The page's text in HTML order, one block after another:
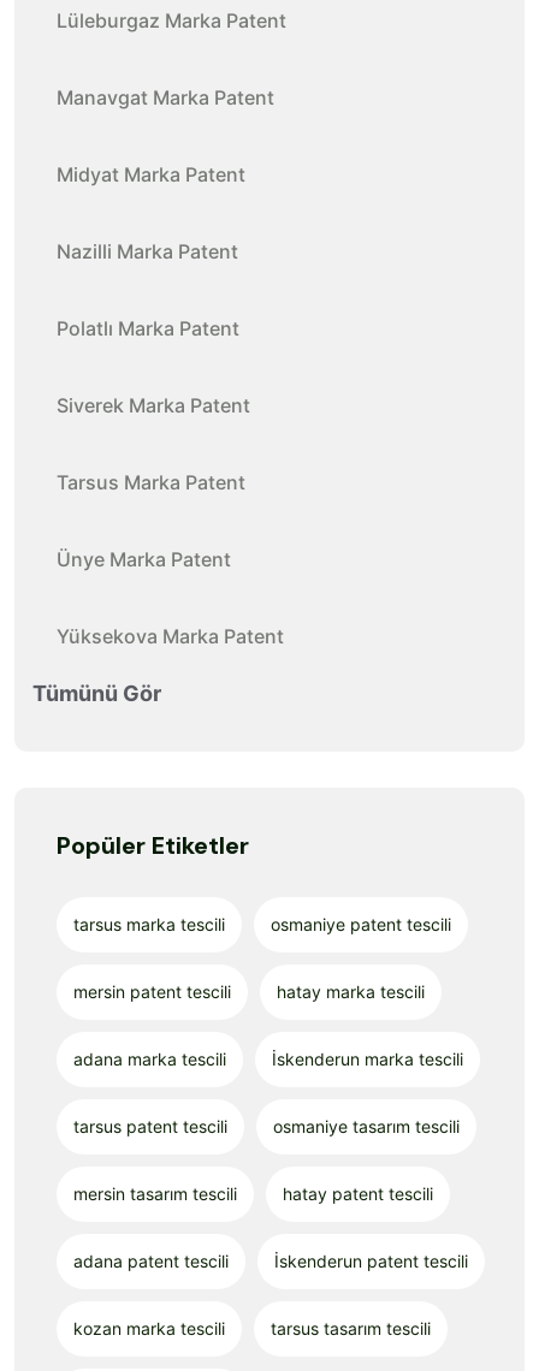
Lüleburgaz Marka Patent
Manavgat Marka Patent
Midyat Marka Patent
Nazilli Marka Patent
Polatlı Marka Patent
Siverek Marka Patent
Tarsus Marka Patent
Ünye Marka Patent
Yüksekova Marka Patent
Tümünü Gör
Popüler Etiketler
tarsus marka tescili osmaniye patent tescili
mersin patent tescili hatay marka tescili
adana marka tescili İskenderun marka tescili
tarsus patent tescili osmaniye tasarım tescili
mersin tasarım tescili hatay patent tescili
adana patent tescili İskenderun patent tescili
kozan marka tescili tarsus tasarım tescili